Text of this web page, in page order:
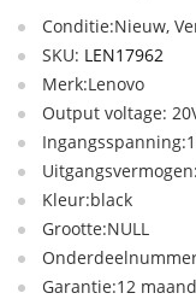
Conditie:Nieuw,
SKU: LEN17962
Merk:Lenovo
Output voltage:
Kleur:black
Grootte:NULL
Garantie:12